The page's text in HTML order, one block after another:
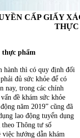
CẤP GIẤY
thực phẩm
hành thì có quy định đối
đủ sức khỏe để có
nay, trong các chính
đề khám sức khỏe
năm 2019” cũng đã
lao động tuyển dụng
Thông tư số
hướng dẫn khám